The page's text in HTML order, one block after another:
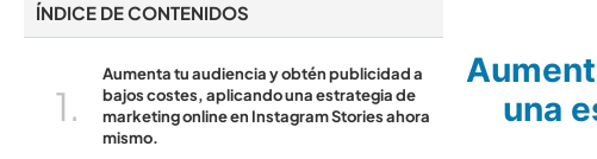
ÍNDICE DE CONTENIDOS
Aumenta tu audiencia y obtén publicidad a
bajos costes, aplicando una estrategia de
marketing online en Instagram Stories ahora
mismo.
una